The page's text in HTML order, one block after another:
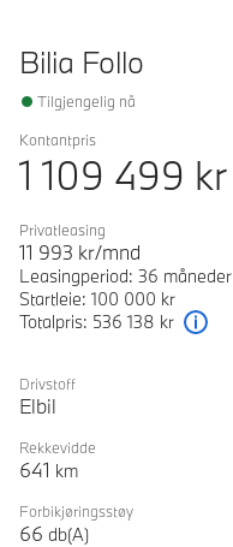
Bilia Follo
Tilgjengelig nå
Kontantpris
1 109 499 kr
Privatleasing
11 993 kr/mnd
Leasingperiod: 36 måneder
Startleie: 100 000 kr
Totalpris: 536 138 kr
Drivstoff
Elbil
Rekkevidde
641 km
Forbikjøringsstøy
66 db(A)